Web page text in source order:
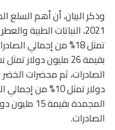
وذكر البيان، أن أهم السلع
تمثل 18% من إجمالي
دولار تمثل 10% من
الصادرات.